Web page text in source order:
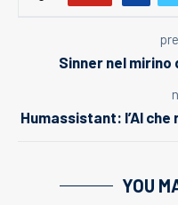
Sinner nel mirino
Humassistant: l’AI
YOU